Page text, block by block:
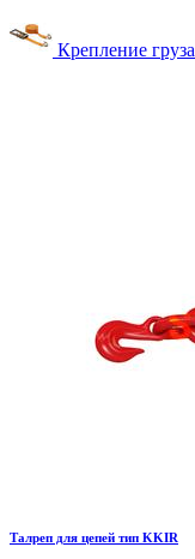
Крепление груза
Талреп для цепей тип KKIR